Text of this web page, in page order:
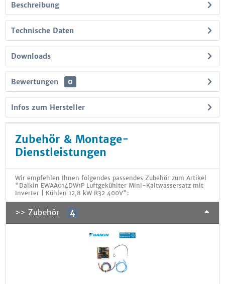
Beschreibung
Technische Daten
Downloads
Bewertungen 0
Infos zum Hersteller
Zubehör & Montage-
Dienstleistungen
Wir empfehlen Ihnen folgendes passendes Zubehör zum Artikel
"Daikin EWAA014DW1P Luftgekühlter Mini-Kaltwassersatz mit
Inverter | Kühlen 12,8 kW R32 400V":
>> Zubehör 4